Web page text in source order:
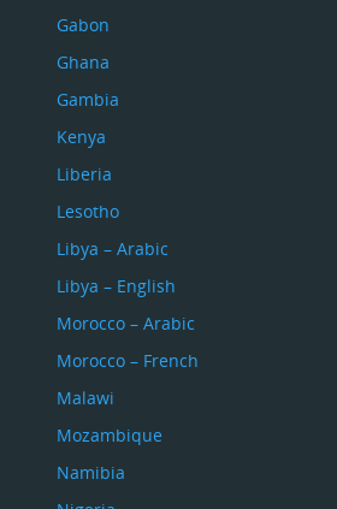
Gabon
Ghana
Gambia
Kenya
Liberia
Lesotho
Libya – Arabic
Libya – English
Morocco – Arabic
Morocco – French
Malawi
Mozambique
Namibia